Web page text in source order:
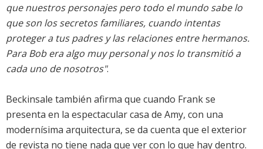
que nuestros personajes pero todo el mundo sabe lo
que son los secretos familiares, cuando intentas
proteger a tus padres y las relaciones entre hermanos.
Para Bob era algo muy personal y nos lo transmitió a
cada uno de nosotros".
Beckinsale también afirma que cuando Frank se
presenta en la espectacular casa de Amy, con una
modernísima arquitectura, se da cuenta que el exterior
de revista no tiene nada que ver con lo que hay dentro.